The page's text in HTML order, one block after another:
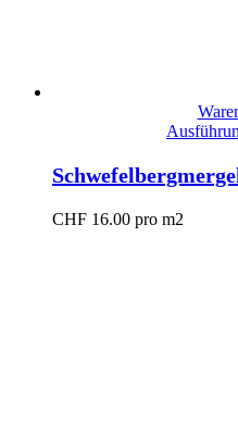
CHF 16.00 pro m2